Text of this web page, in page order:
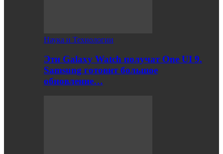
Наука и Технологии
Эти Galaxy Watch получат One UI 9.
Samsung готовит большое
обновление…